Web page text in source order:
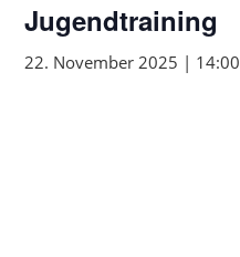
Jugendtraining
22. November 2025 | 14:00